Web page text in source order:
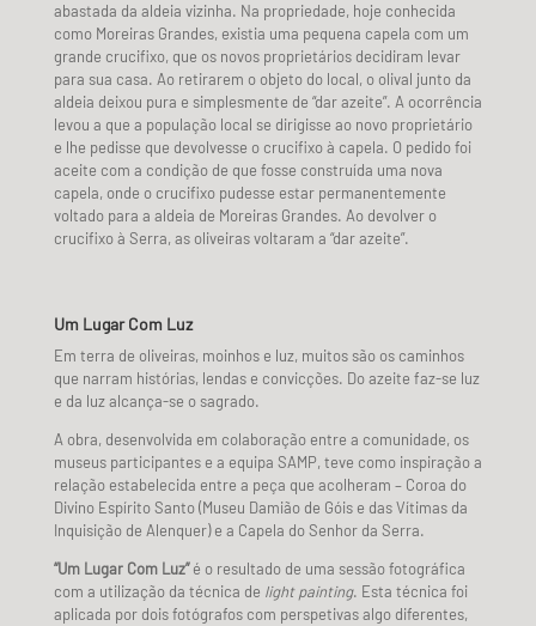
abastada da aldeia vizinha. Na propriedade, hoje conhecida
como Moreiras Grandes, existia uma pequena capela com um
grande crucifixo, que os novos proprietários decidiram levar
para sua casa. Ao retirarem o objeto do local, o olival junto da
aldeia deixou pura e simplesmente de “dar azeite”. A ocorrência
levou a que a população local se dirigisse ao novo proprietário
e lhe pedisse que devolvesse o crucifixo à capela. O pedido foi
aceite com a condição de que fosse construída uma nova
capela, onde o crucifixo pudesse estar permanentemente
voltado para a aldeia de Moreiras Grandes. Ao devolver o
crucifixo à Serra, as oliveiras voltaram a “dar azeite”.
Um Lugar Com Luz
Em terra de oliveiras, moinhos e luz, muitos são os caminhos
que narram histórias, lendas e convicções. Do azeite faz-se luz
e da luz alcança-se o sagrado.
A obra, desenvolvida em colaboração entre a comunidade, os
museus participantes e a equipa SAMP, teve como inspiração a
relação estabelecida entre a peça que acolheram – Coroa do
Divino Espírito Santo (Museu Damião de Góis e das Vítimas da
Inquisição de Alenquer)e a Capela do Senhor da Serra.
“Um Lugar Com Luz”é o resultado de uma sessão fotográfica
com a utilização da técnica de light painting. Esta técnica foi
aplicada por dois fotógrafos com perspetivas algo diferentes,